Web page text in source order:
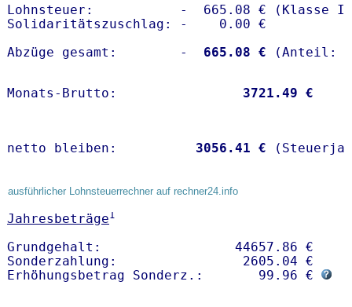
Lohnsteuer:           -  665.08 € (Klasse I)
Solidaritätszuschlag: -    0.00 €
Abzüge gesamt:        -
  665.08 €
Monats-Brutto: 3721.49 €
netto bleiben: 3056.41 €
ausführlicher Lohnsteuerrechner auf rechner24.info
Jahresbeträge1
Grundgehalt:                 44657.86 €
Sonderzahlung:                2605.04 €
Erhöhungsbetrag Sonderz.:       99.96 €